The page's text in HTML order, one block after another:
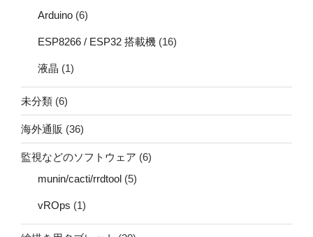
Arduino (6)
ESP8266 / ESP32 搭載機 (16)
液晶 (1)
未分類 (6)
海外通販 (36)
監視などのソフトウェア (6)
munin/cacti/rrdtool (5)
vROps (1)